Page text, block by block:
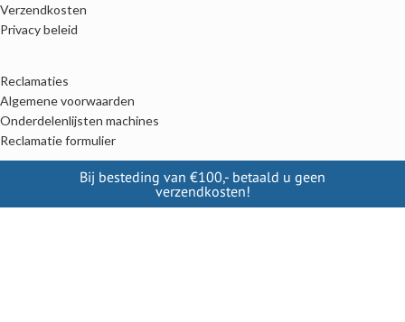
Verzendkosten
Privacy beleid
Reclamaties
Algemene voorwaarden
Onderdelenlijsten machines
Reclamatie formulier
Kalveren
Bij besteding van €100,- betaald u geen
verzendkosten!